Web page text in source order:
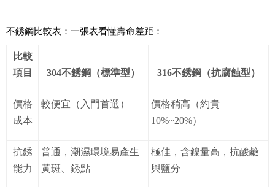
不銹鋼比較表：一張表看懂壽命差距：
比較
項目
304不銹鋼（標準型） 316不銹鋼（抗腐蝕型）
價格
成本
較便宜（入門首選）
價格稍高（約貴
10%~20%）
抗銹
能力
普通，潮濕環境易產生
黃斑、銹點
極佳，含鎳量高，抗酸鹼
與鹽分